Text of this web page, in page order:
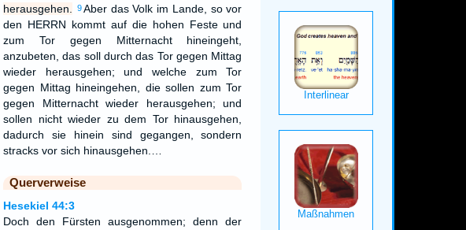
herausgehen.
9Aber das Volk im Lande, so vor
den HERRN kommt auf die hohen Feste und
zum Tor gegen Mitternacht hineingeht,
anzubeten, das soll durch das Tor gegen Mittag
wieder herausgehen; und welche zum Tor
gegen Mittag hineingehen, die sollen zum Tor
gegen Mitternacht wieder herausgehen; und
sollen nicht wieder zu dem Tor hinausgehen,
dadurch sie hinein sind gegangen, sondern
stracks vor sich hinausgehen.…
Querverweise
Hesekiel 44:3
Doch den Fürsten ausgenommen; denn der